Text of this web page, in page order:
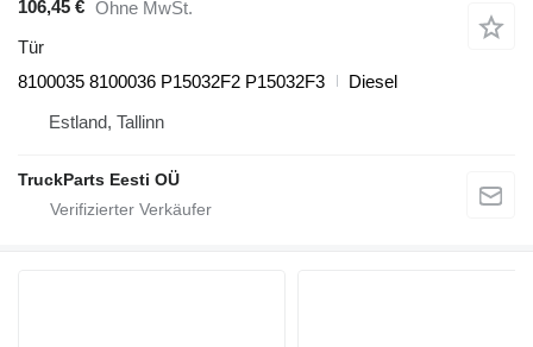
106,45 € Ohne MwSt.
Tür
8100035 8100036 P15032F2 P15032F3
Diesel
Estland, Tallinn
TruckParts Eesti OÜ